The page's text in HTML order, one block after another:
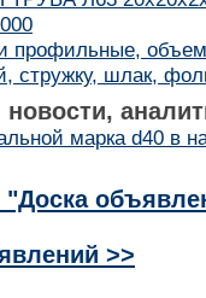
профильные,
шлак,
марка d40 в
"Доска
>>